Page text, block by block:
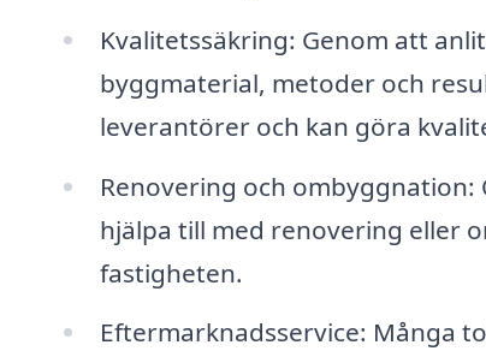
Kvalitetssäkring: Genom att
byggmaterial, metoder och
leverantörer och kan göra
Renovering och
hjälpa till med renovering eller
fastigheten.
Eftermarknadsservice: Många